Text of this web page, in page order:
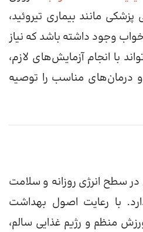
مانند بیماری تیروئید،
وجود داشته باشد که نیاز
با انجام آزمایش‌های لازم،
مناسب را توصیه
سطح انرژی روزانه و سلامت
با رعایت اصول بهداشت
منظم و رژیم غذایی سالم،